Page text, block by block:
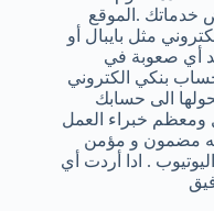
خدماتك .الموقع
مثل بايبال أو
أي صعوبة في
بنكي الكتروني
الى حسابك
ومعظم خبراء العمل
مضمون و مؤمن
. ادا أردت أي